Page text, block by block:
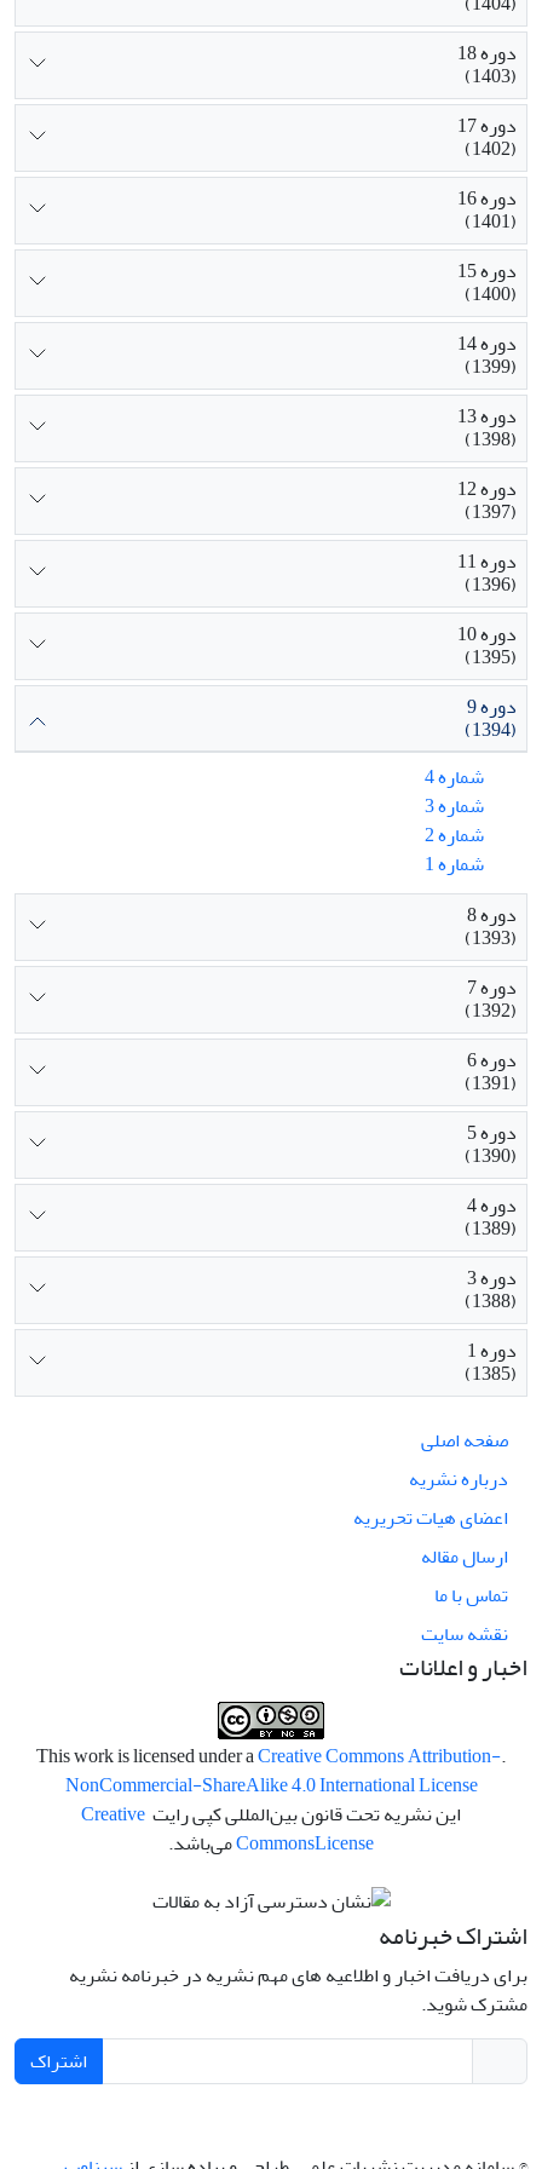
دوره 18
(1403)
دوره 17
(1402)
دوره 16
(1401)
دوره 15
(1400)
دوره 14
(1399)
دوره 13
(1398)
دوره 12
(1397)
دوره 11
(1396)
دوره 10
(1395)
دوره 9
(1394)
شماره 4
شماره 3
شماره 2
شماره 1
دوره 8
(1393)
دوره 7
(1392)
دوره 6
(1391)
دوره 5
(1390)
دوره 4
(1389)
دوره 3
(1388)
دوره 1
(1385)
صفحه اصلی
درباره نشریه
اعضای هیات تحریریه
ارسال مقاله
تماس با ما
نقشه سایت
اخبار و اعلانات
.This work is licensed under a
Creative Commons Attribution-
NonCommercial-ShareAlike 4.0 International License
این نشریه تحت قانون بین‌المللی کپی رایت Creative
CommonsLicense می‌باشد.
اشتراک خبرنامه
برای دریافت اخبار و اطلاعیه های مهم نشریه در خبرنامه نشریه
مشترک شوید.
اشتراک